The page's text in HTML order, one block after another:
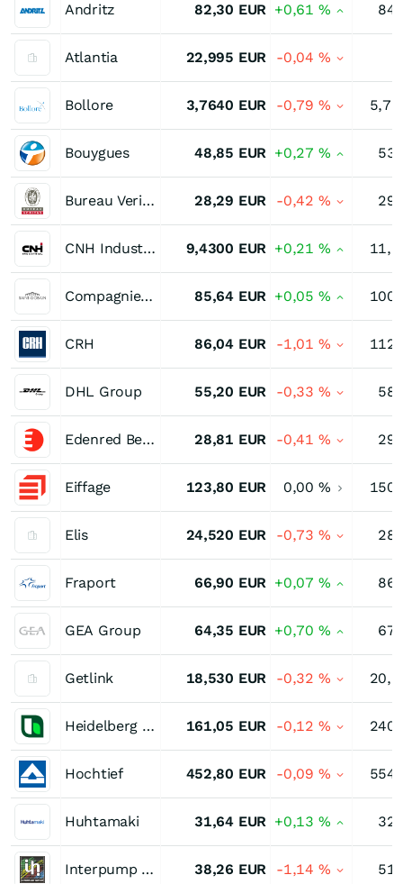
Andritz 82,30 EUR +0,61 %
Atlantia 22,995 EUR -0,04 %
Bollore 3,7640 EUR -0,79 %
Bouygues 48,85 EUR +0,27 %
Bureau Veritas 28,29 EUR -0,42 %
CNH Industrial 9,4300 EUR +0,21 %
Compagnie de Saint-Gobain 85,64 EUR +0,05 %
CRH 86,04 EUR -1,01 %
DHL Group 55,20 EUR -0,33 %
Edenred Bearer and /or registered shares 28,81 EUR -0,41 %
Eiffage 123,80 EUR 0,00 %
Elis 24,520 EUR -0,73 %
Fraport 66,90 EUR +0,07 %
GEA Group 64,35 EUR +0,70 %
Getlink 18,530 EUR -0,32 %
Heidelberg Materials 161,05 EUR -0,12 %
Hochtief 452,80 EUR -0,09 %
Huhtamaki 31,64 EUR +0,13 %
Interpump Group 38,26 EUR -1,14 %